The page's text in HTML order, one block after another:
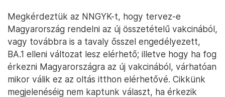
Megkérdeztük az NNGYK-t, hogy tervez-e
Magyarország rendelni az új összetételű vakcinából,
vagy továbbra is a tavaly ősszel engedélyezett,
BA.1 elleni változat lesz elérhető; illetve hogy ha fog
érkezni Magyarországra az új vakcinából, várhatóan
mikor válik ez az oltás itthon elérhetővé. Cikkünk
megjelenéséig nem kaptunk választ, ha érkezik